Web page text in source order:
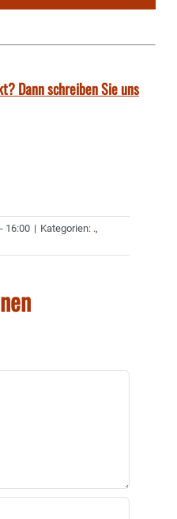
Dann schreiben Sie uns
16:00 | Kategorien: .,